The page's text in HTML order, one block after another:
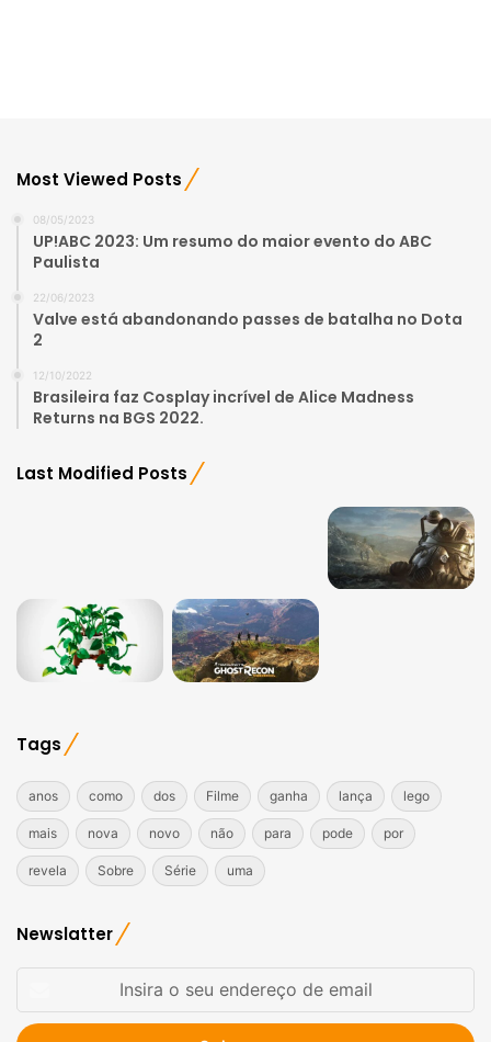
Most Viewed Posts
08/05/2023
UP!ABC 2023: Um resumo do maior evento do ABC
Paulista
22/06/2023
Valve está abandonando passes de batalha no Dota
2
12/10/2022
Brasileira faz Cosplay incrível de Alice Madness
Returns na BGS 2022.
Last Modified Posts
Tags
anos como dos Filme ganha lança lego
mais nova novo não para pode por
revela Sobre Série uma
Newslatter
Insira
seu